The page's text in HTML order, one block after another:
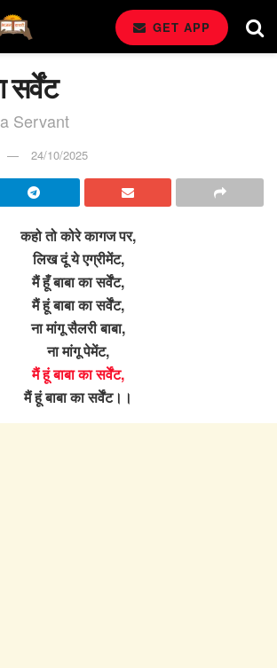
GET APP
सर्वेंट
Servant
24/10/2025
कहो तो कोरे कागज पर,
लिख दूं ये एग्रीमेंट,
मैं हूँ बाबा का सर्वेंट,
मैं हूं बाबा का सर्वेंट,
ना मांगू सैलरी बाबा,
ना मांगू पेमेंट,
मैं हूं बाबा का सर्वेंट,
मैं हूं बाबा का सर्वेंट।।